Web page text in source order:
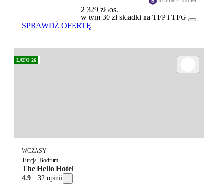
2 329 zł/os.
w tym 30 zł składki na TFP i TFG
SPRAWDŹ OFERTĘ
LATO 26
WCZASY
Turcja, Bodrum
The Hello Hotel
4.9 32 opinii